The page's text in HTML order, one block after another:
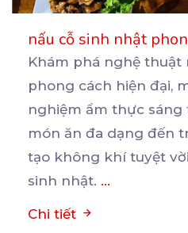
nấu cỗ sinh nhật
Khám phá nghệ thuật
phong cách hiện đại,
nghiệm ẩm thực sáng
món ăn đa dạng đến
tạo không khí tuyệt
sinh nhật. ...
Chi tiết